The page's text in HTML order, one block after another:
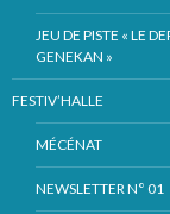
JEU DE PISTE « LE
GENEKAN »
FESTIV’HALLE
MÉCÉNAT
NEWSLETTER N° 01